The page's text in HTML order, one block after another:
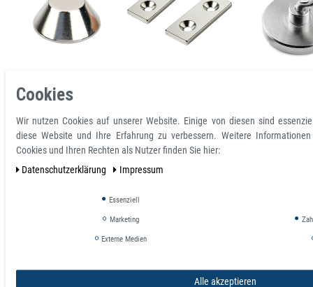
Konusmagnete
Konische Magnete
Magnete mit Bohrung
und Senkung
Cookies
Wir nutzen Cookies auf unserer Website. Einige von diesen sind
diese Website und Ihre Erfahrung zu verbessern. Weitere
Cookies und Ihren Rechten als Nutzer finden Sie hier:
Daten­schutz­erklärung
Impressum
Essenziell
Marketing
Externe Medien
Alle akzeptieren